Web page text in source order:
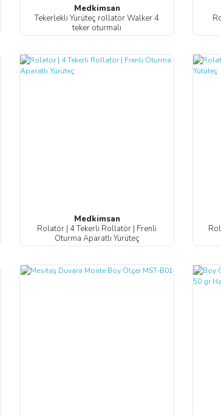
Medkimsan
Tekerlekli Yürüteç rollatör Walker 4
teker oturmalı
Medkimsan
Rolatör | 4 Tekerli Rollatör | Frenli
Oturma Aparatlı Yürüteç